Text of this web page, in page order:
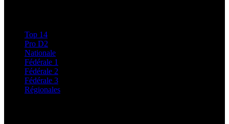
Top 14
Pro D2
Nationale
Fédérale 1
Fédérale 2
Fédérale 3
Régionales